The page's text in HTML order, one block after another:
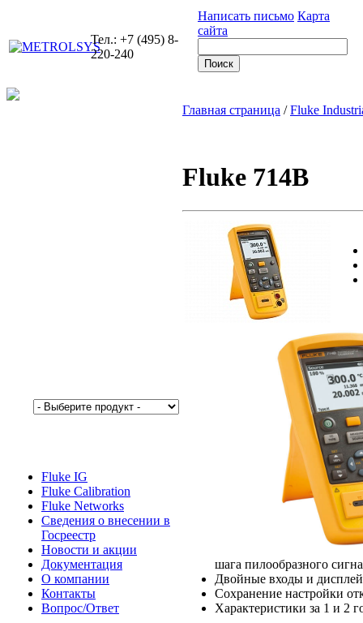
Тел.: +7 (495) 8-
220-240
Написать письмо Карта
сайта
Fluke IG
Fluke Calibration
Fluke Networks
Сведения о внесении в
Госреестр
Новости и акции
Документация
О компании
Контакты
Вопрос/Ответ
Главная страница /Fluke
Fluke 714B
шага пилообразного
Двойные входы и
Сохранение настройки
Характеристики за 1 и 2